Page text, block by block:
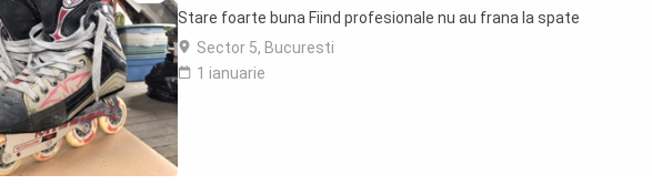
Stare foarte buna Fiind profesionale nu au frana la spate
Sector 5, Bucuresti
1 ianuarie